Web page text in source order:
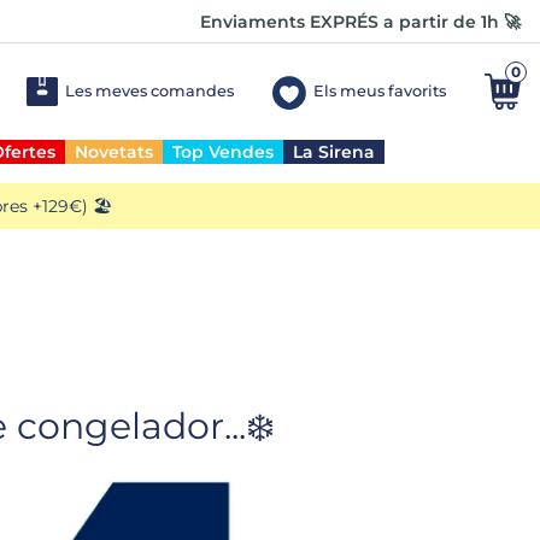
Enviaments EXPRÉS a partir de 1h 🚀
Les meves comandes Els meus favorits
0
Novetats Top Vendes La Sirena
+129€) 🏖️
congelador...❄️